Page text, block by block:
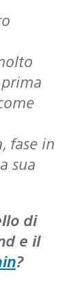
fase in
sua
e il
?